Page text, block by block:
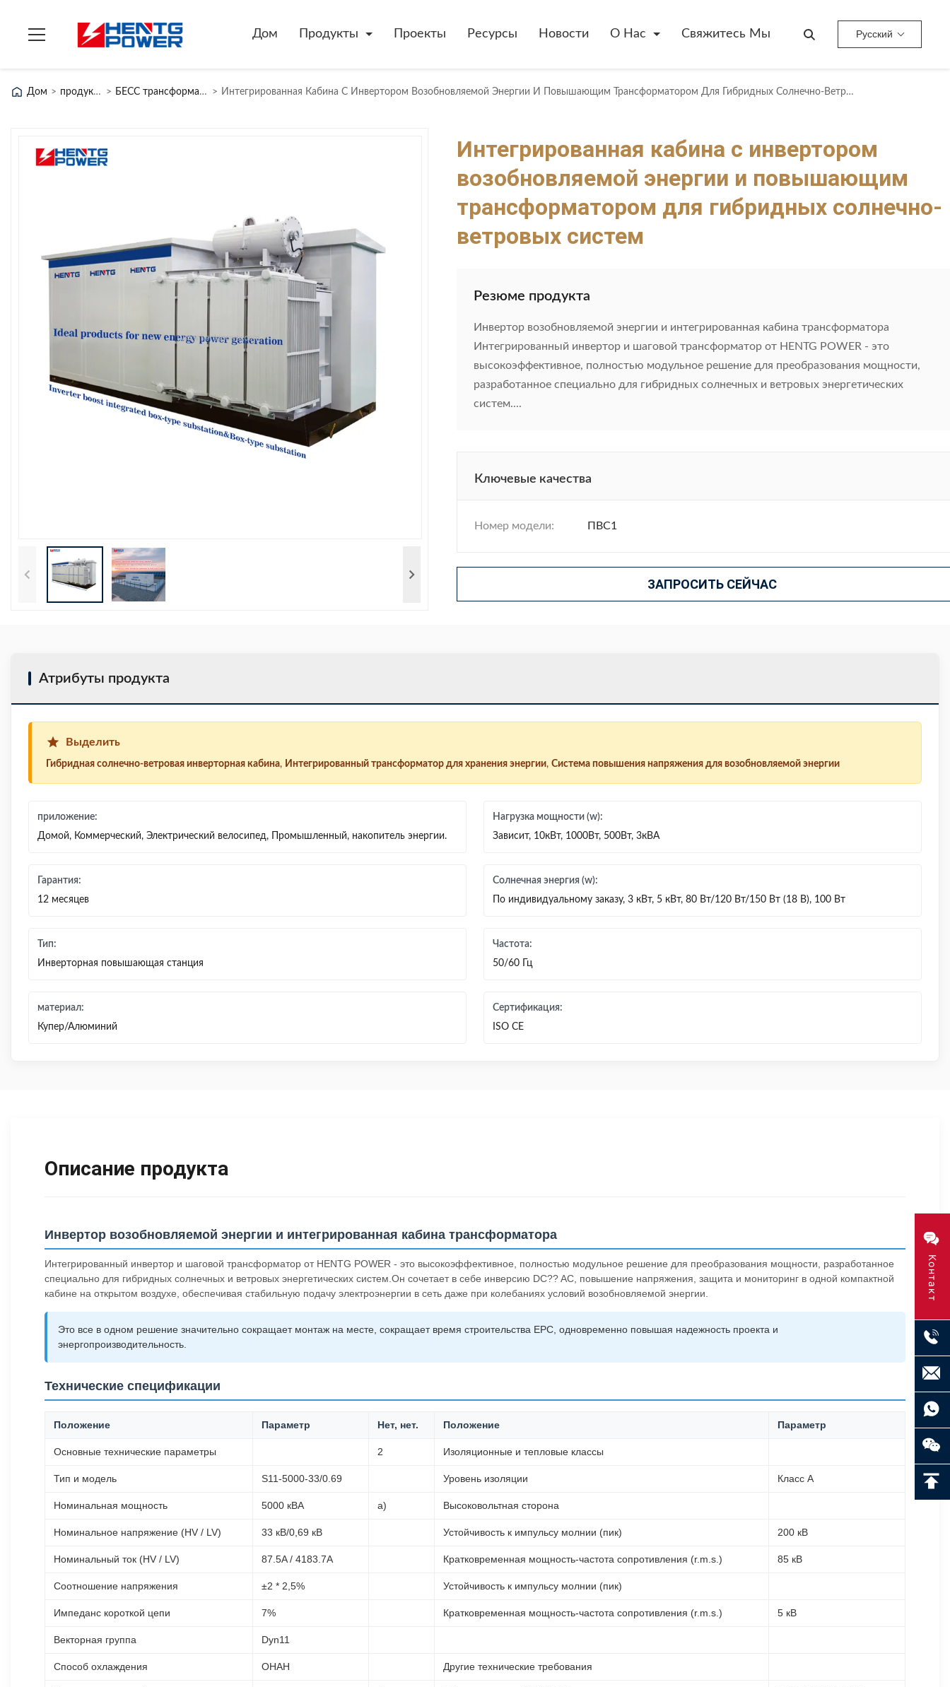
Контакт
Дом Продукты Проекты Ресурсы Новости О Нас Свяжитесь Мы Русский
Дом > продукты > БЕСС трансформатор > Интегрированная Кабина С Инвертором Возобновляемой Энергии И Повышающим Трансформатором Для Гибридных Солнечно-Ветровых Систем
Интегрированная кабина с инвертором
возобновляемой энергии и повышающим
трансформатором для гибридных солнечно-
ветровых систем
Резюме продукта
Инвертор возобновляемой энергии и интегрированная кабина трансформатора
Интегрированный инвертор и шаговой трансформатор от HENTG POWER - это
высокоэффективное, полностью модульное решение для преобразования мощности,
разработанное специально для гибридных солнечных и ветровых энергетических
систем....
Ключевые качества
Номер модели: ПВС1
ЗАПРОСИТЬ СЕЙЧАС
Атрибуты продукта
Выделить
Гибридная солнечно-ветровая инверторная кабина, Интегрированный трансформатор для хранения энергии, Система повышения напряжения для возобновляемой энергии
приложение:
Домой, Коммерческий, Электрический велосипед, Промышленный, накопитель энергии.
Нагрузка мощности (w):
Зависит, 10кВт, 1000Вт, 500Вт, 3кВА
Гарантия:
12 месяцев
Солнечная энергия (w):
По индивидуальному заказу, 3 кВт, 5 кВт, 80 Вт/120 Вт/150 Вт (18 В), 100 Вт
Тип:
Инверторная повышающая станция
Частота:
50/60 Гц
материал:
Купер/Алюминий
Сертификация:
ISO CE
Описание продукта
Инвертор возобновляемой энергии и интегрированная кабина трансформатора
Интегрированный инвертор и шаговой трансформатор от HENTG POWER - это высокоэффективное, полностью модульное решение для преобразования мощности, разработанное
специально для гибридных солнечных и ветровых энергетических систем.Он сочетает в себе инверсию DC?? AC, повышение напряжения, защита и мониторинг в одной компактной
кабине на открытом воздухе, обеспечивая стабильную подачу электроэнергии в сеть даже при колебаниях условий возобновляемой энергии.
Это все в одном решение значительно сокращает монтаж на месте, сокращает время строительства EPC, одновременно повышая надежность проекта и
энергопроизводительность.
Технические спецификации
Положение Параметр Нет, нет. Положение Параметр
Основные технические параметры 2 Изоляционные и тепловые классы
Тип и модель S11-5000-33/0.69 Уровень изоляции Класс А
Номинальная мощность 5000 кВА а) Высоковольтная сторона
Номинальное напряжение (HV / LV) 33 кВ/0,69 кВ Устойчивость к импульсу молнии (пик) 200 кВ
Номинальный ток (HV / LV) 87.5A / 4183.7A Кратковременная мощность-частота сопротивления (r.m.s.) 85 кВ
Соотношение напряжения ±2 * 2,5% Устойчивость к импульсу молнии (пик)
Импеданс короткой цепи 7% Кратковременная мощность-частота сопротивления (r.m.s.) 5 кВ
Векторная группа Dyn11
Способ охлаждения ОНАН Другие технические требования